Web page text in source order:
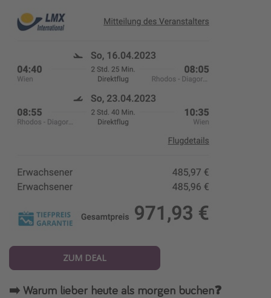
ZUM DEAL
➡️ Warum lieber heute als morgen buchen❓